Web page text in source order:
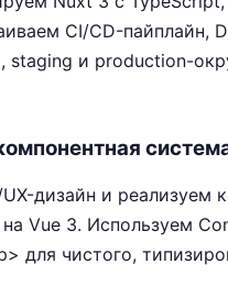
CI/CD-пайплайн,
staging и production-
дизайн и реализуем
Vue 3. Используем
для чистого,